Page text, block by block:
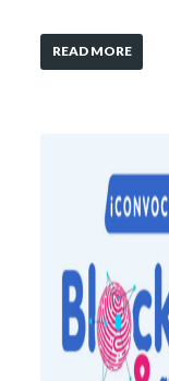
READ MORE